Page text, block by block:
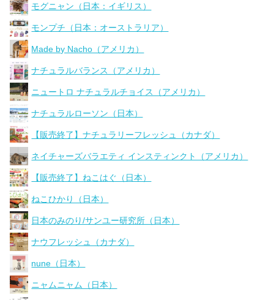
モグニャン（日本：イギリス）
モンプチ（日本：オーストラリア）
Made by Nacho（アメリカ）
ナチュラルバランス（アメリカ）
ニュートロ ナチュラルチョイス（アメリカ）
ナチュラルローソン（日本）
【販売終了】ナチュラリーフレッシュ（カナダ）
ネイチャーズバラエティ インスティンクト（アメリカ）
【販売終了】ねこはぐ（日本）
ねこひかり（日本）
日本のみのり/サンユー研究所（日本）
ナウフレッシュ（カナダ）
nune（日本）
ニャムニャム（日本）